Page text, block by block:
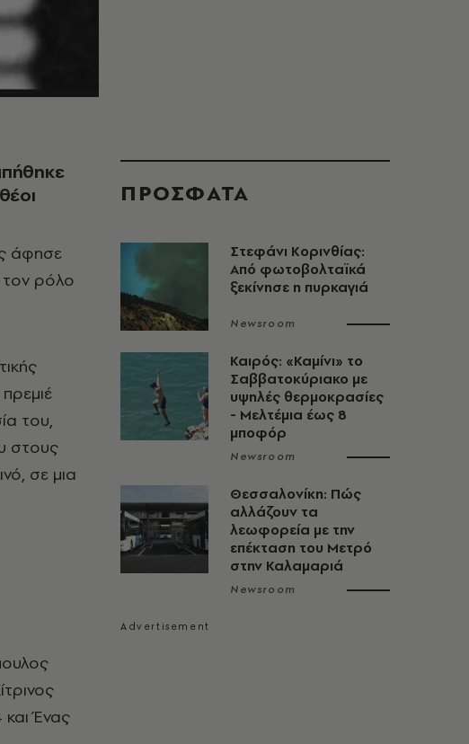
άφησε
τον ρόλο
του,
στους
σε μια
Ένας
ΠΡΟΣΦΑΤΑ
Στεφάνι Κορινθίας:
Από φωτοβολταϊκά
ξεκίνησε η πυρκαγιά
Newsroom
Καιρός: «Καμίνι» το
Σαββατοκύριακο με
υψηλές θερμοκρασίες
- Mελτέμια έως 8
μποφόρ
Newsroom
Θεσσαλονίκη: Πώς
αλλάζουν τα
λεωφορεία με την
επέκταση του Μετρό
στην Καλαμαριά
Newsroom